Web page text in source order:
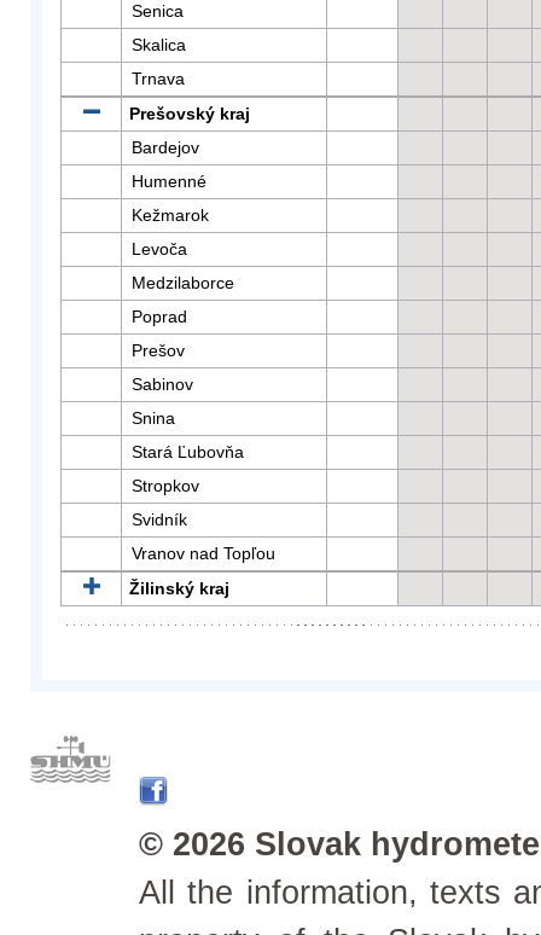
Senica
Skalica
Trnava
Prešovský kraj
Bardejov
Humenné
Kežmarok
Levoča
Medzilaborce
Poprad
Prešov
Sabinov
Snina
Stará Ľubovňa
Stropkov
Svidník
Vranov nad Topľou
Žilinský kraj
© 2026 Slovak
All the information, texts